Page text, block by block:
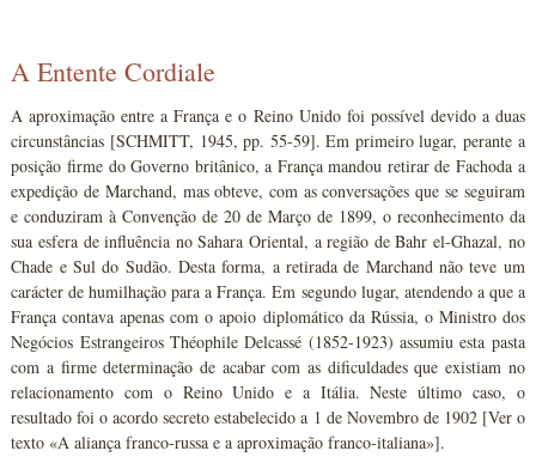
A Entente Cordiale
A aproximação entre a França e o Reino Unido foi possível devido a duas
circunstâncias [SCHMITT, 1945, pp. 55-59]. Em primeiro lugar, perante a
posição firme do Governo britânico, a França mandou retirar de Fachoda a
expedição de Marchand, mas obteve, com as conversações que se seguiram
e conduziram à Convenção de 20 de Março de 1899, o reconhecimento da
sua esfera de influência no Sahara Oriental, a região de Bahr el-Ghazal, no
Chade e Sul do Sudão. Desta forma, a retirada de Marchand não teve um
carácter de humilhação para a França. Em segundo lugar, atendendo a que a
França contava apenas com o apoio diplomático da Rússia, o Ministro dos
Negócios Estrangeiros Théophile Delcassé (1852-1923) assumiu esta pasta
com a firme determinação de acabar com as dificuldades que existiam no
relacionamento com o Reino Unido e a Itália. Neste último caso, o
resultado foi o acordo secreto estabelecido a 1 de Novembro de 1902 [Ver o
texto «A aliança franco-russa e a aproximação franco-italiana»].